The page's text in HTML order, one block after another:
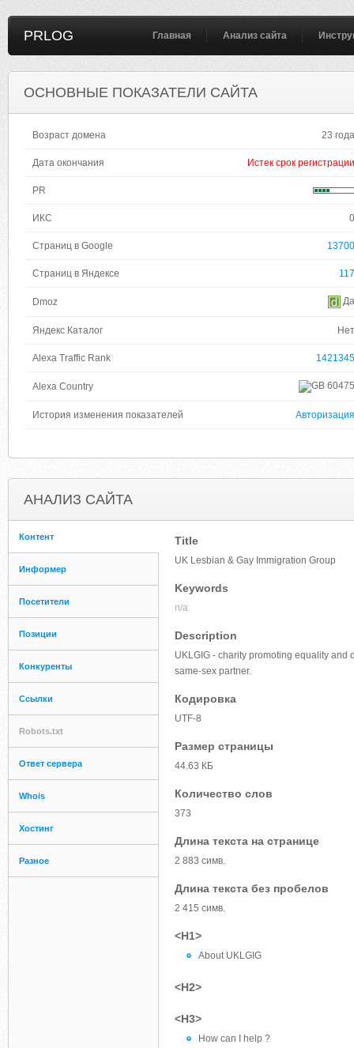
PRLOG Главная Анализ сайта
ОСНОВНЫЕ ПОКАЗАТЕЛИ САЙТА
Возраст домена 23 года
Дата окончания Истек срок регистрации
PR
ИКС 0
Страниц в Google 13700
Страниц в Яндексе 117
Dmoz Да
Яндекс Каталог Нет
Alexa Traffic Rank 1421345
Alexa Country 60475
История изменения показателей Авторизация
АНАЛИЗ САЙТА
Контент
Информер
Посетители
Позиции
Конкуренты
Ссылки
Robots.txt
Ответ сервера
Whois
Хостинг
Разное
Title
UK Lesbian & Gay Immigration Group
Keywords
n/a
Description
UKLGIG - charity promoting equality and
same-sex partner.
Кодировка
UTF-8
Размер страницы
44.63 КБ
Количество слов
373
Длина текста на странице
2 883 симв.
Длина текста без пробелов
2 415 симв.
<H1>
About UKLGIG
<H2>
<H3>
How can I help ?